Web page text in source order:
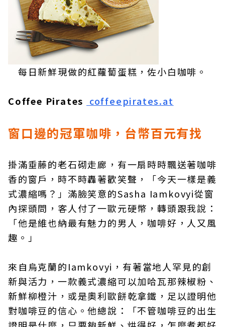
每日新鮮現做的紅蘿蔔蛋糕，佐小白咖啡。
Coffee Pirates coffeepirates.at
窗口邊的冠軍咖啡，台幣百元有找
掛滿垂藤的老石砌走廊，有一扇時時飄送著咖啡
香的窗戶，時不時轟著歡笑聲，「今天一樣是義
式濃縮嗎？」滿臉笑意的Sasha Iamkovyi從窗
內探頭問，客人付了一歐元硬幣，轉頭跟我說：
「他是維也納最有魅力的男人，咖啡好，人又風
趣。」
來自烏克蘭的Iamkovyi，有著當地人罕見的創
新與活力，一款義式濃縮可以加哈瓦那辣椒粉、
新鮮柳橙汁，或是奧利歐餅乾拿鐵，足以證明他
對咖啡豆的信心。他總說：「不管咖啡豆的出生